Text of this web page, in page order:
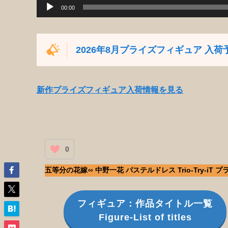
00:00
2026年8月プライズフィギュア 入荷
新作プライズフィギュア入荷情報を見る
0
五等分の花嫁∽ 中野一花 パステルドレス Trio-Try-iT プ
フィギュア：作品タイトル一覧
Figure-List of titles